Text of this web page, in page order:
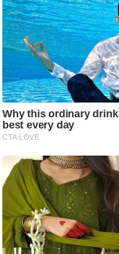
प
र
स
मी
क्षा
ध
र्म
ज्यो
ति
प्र
भु
म
हि
मा
/